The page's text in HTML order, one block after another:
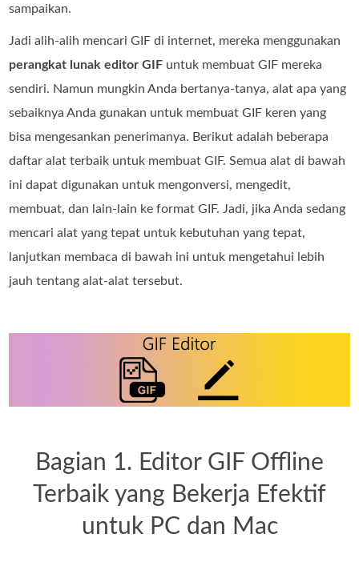
sampaikan.
Jadi alih-alih mencari GIF di internet, mereka menggunakan
perangkat lunak editor GIF untuk membuat GIF mereka
sendiri. Namun mungkin Anda bertanya-tanya, alat apa yang
sebaiknya Anda gunakan untuk membuat GIF keren yang
bisa mengesankan penerimanya. Berikut adalah beberapa
daftar alat terbaik untuk membuat GIF. Semua alat di bawah
ini dapat digunakan untuk mengonversi, mengedit,
membuat, dan lain‑lain ke format GIF. Jadi, jika Anda sedang
mencari alat yang tepat untuk kebutuhan yang tepat,
lanjutkan membaca di bawah ini untuk mengetahui lebih
jauh tentang alat‑alat tersebut.
Bagian 1. Editor GIF Offline
Terbaik yang Bekerja Efektif
untuk PC dan Mac